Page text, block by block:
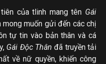
của tlinh mang tên Gái
mong muốn gửi đến các chị
tự tin vào bản thân và cá
Gái Độc Thân đã truyền tải
về nữ quyền, khiến công